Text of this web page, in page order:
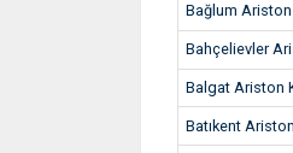
Bağlum
Bahçelievler
Balgat Ariston
Batıkent